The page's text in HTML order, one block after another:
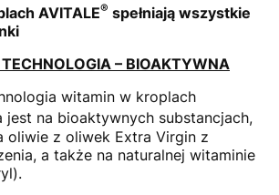
AVITALE® spełniają wszystkie
– BIOAKTYWNA
witamin w kroplach
jest na bioaktywnych substancjach,
oliwie z oliwek Extra Virgin z
a także na naturalnej witaminie